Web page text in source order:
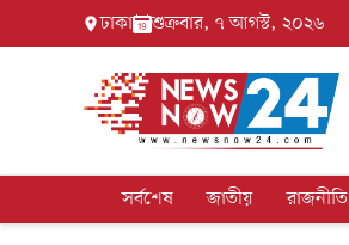
ঢাকা শুক্রবার, ৭ আগস্ট, ২০২৬
সর্বশেষ জাতীয় রাজনীতি